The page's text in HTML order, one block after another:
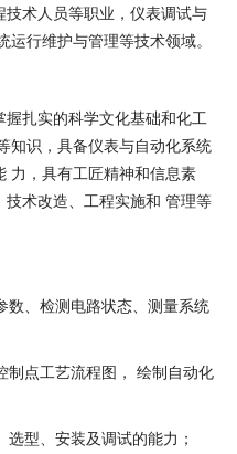
术人员等职业，仪表调试与
行维护与管理等技术领域。
扎实的科学文化基础和化工
知识，具备仪表与自动化系统
力，具有工匠精神和信息素
术改造、工程实施和 管理等
数、检测电路状态、测量系统
制点工艺流程图， 绘制自动化
型、安装及调试的能力；